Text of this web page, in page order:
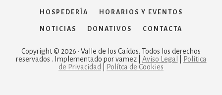
HOSPEDERÍA HORARIOS Y EVENTOS
NOTICIAS DONATIVOS CONTACTA
Copyright © 2026 · Valle de los Caídos. Todos los derechos
reservados . Implementado por vamez | Aviso Legal
Política
de Privacidad
Polítca de Cookies